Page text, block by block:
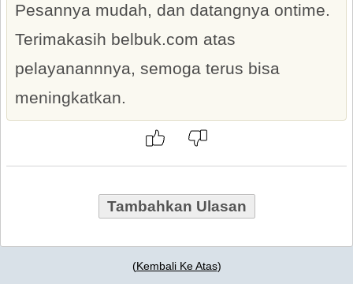
Pesannya mudah, dan datangnya ontime.
Terimakasih belbuk.com atas
pelayanannnya, semoga terus bisa
meningkatkan.
Tambahkan Ulasan
(Kembali Ke Atas)